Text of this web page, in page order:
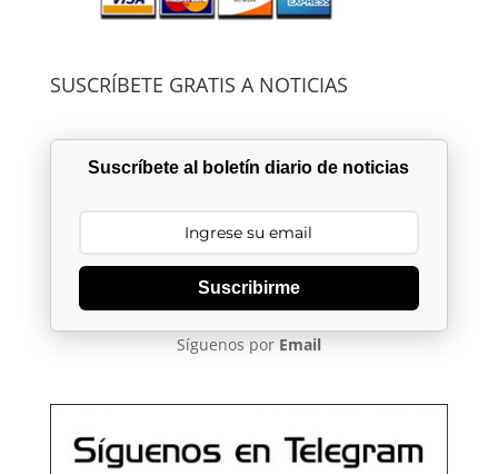
SUSCRÍBETE GRATIS A NOTICIAS
Suscríbete al boletín diario de noticias
Suscribirme
Síguenos por Email